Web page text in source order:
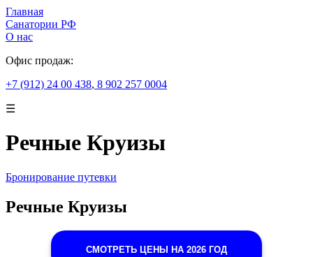
Главная
Санатории РФ
О нас
Офис продаж:
+7 (912) 24 00 438, 8 902 257 0004
☰
Речные Круизы
Бронирование путевки
Речные Круизы
СМОТРЕТЬ ЦЕНЫ НА 2026 ГОД